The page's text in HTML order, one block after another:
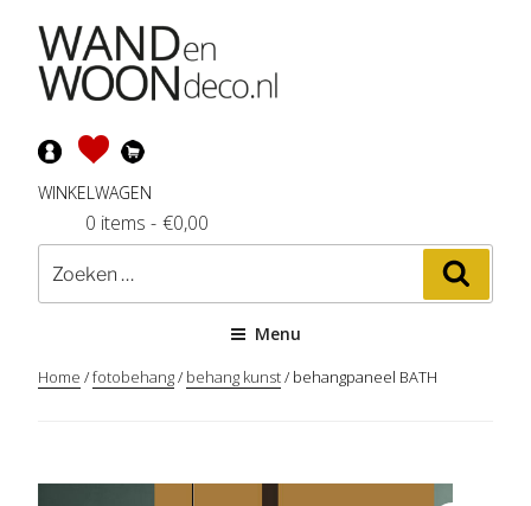
inhoud
WINKELWAGEN
- €0,00
0 items
Zoeken
naar:
Menu
Home /fotobehang/ behang kunst/ behangpaneel BATH